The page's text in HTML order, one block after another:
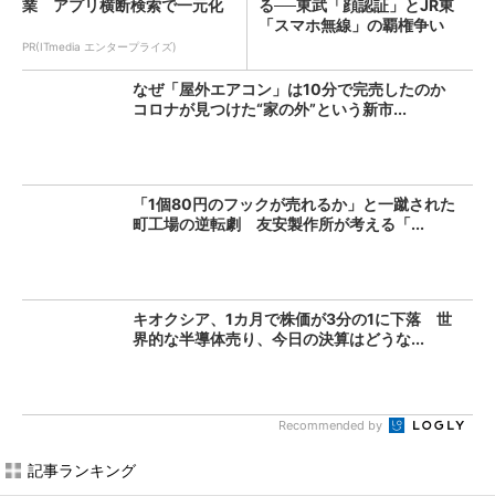
業 アプリ横断検索で一元化
PR(ITmedia エンタープライズ)
る──東武「顔認証」とJR東
「スマホ無線」の覇権争い
なぜ「屋外エアコン」は10分で完売したのか
コロナが見つけた“家の外”という新市...
「1個80円のフックが売れるか」と一蹴された
町工場の逆転劇 友安製作所が考える「...
キオクシア、1カ月で株価が3分の1に下落 世
界的な半導体売り、今日の決算はどうな...
Recommended by
記事ランキング